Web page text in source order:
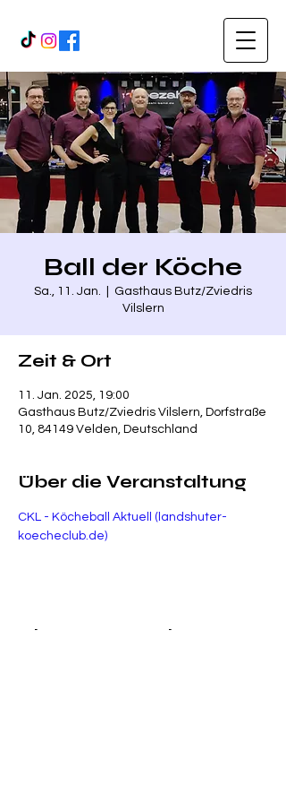
Ball der Köche
Sa., 11. Jan.
Gasthaus Butz/Zviedris
Vilslern
Zeit & Ort
11. Jan. 2025, 19:00
Gasthaus Butz/Zviedris Vilslern, Dorfstraße
10, 84149 Velden, Deutschland
Über die Veranstaltung
CKL - Köcheball Aktuell ( landshuter-
koecheclub.de)
Diese Veranstaltung